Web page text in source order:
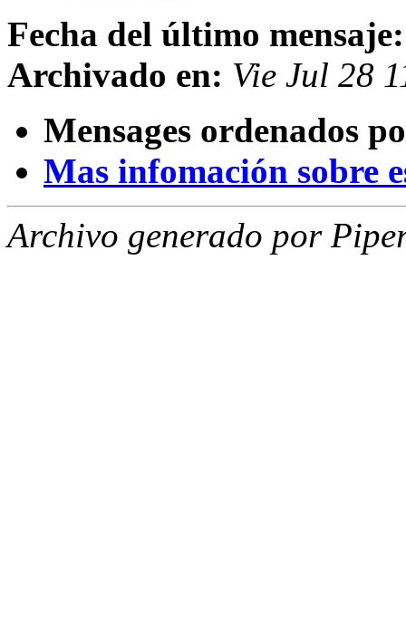
Fecha del último mensaje:
Archivado en: Vie Jul 28
Mensages ordenados
Mas infomación sobre
Archivo generado por